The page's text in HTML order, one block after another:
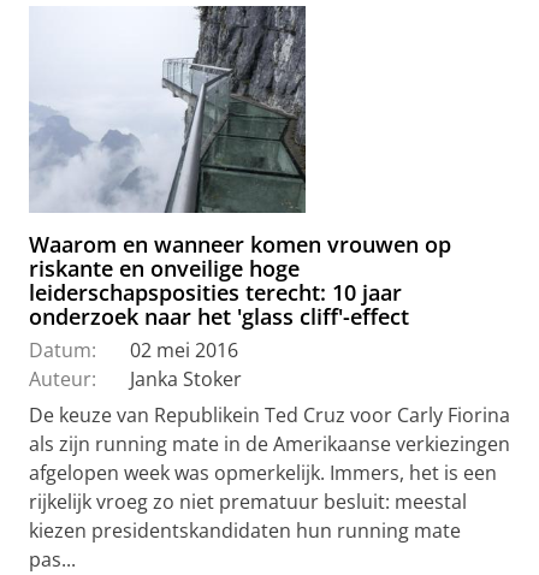
Waarom en wanneer komen vrouwen op
riskante en onveilige hoge
leiderschapsposities terecht: 10 jaar
onderzoek naar het 'glass cliff'-effect
Datum:
02 mei 2016
Auteur:
Janka Stoker
De keuze van Republikein Ted Cruz voor Carly Fiorina
als zijn running mate in de Amerikaanse verkiezingen
afgelopen week was opmerkelijk. Immers, het is een
rijkelijk vroeg zo niet prematuur besluit: meestal
kiezen presidentskandidaten hun running mate
pas...